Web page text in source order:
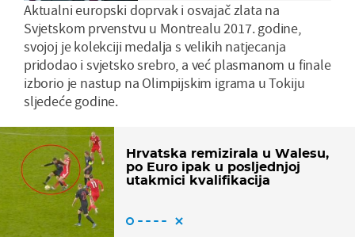
Aktualni europski doprvak i osvajač zlata na
Svjetskom prvenstvu u Montrealu 2017. godine,
svojoj je kolekciji medalja s velikih natjecanja
pridodao i svjetsko srebro, a već plasmanom u finale
izborio je nastup na Olimpijskim igrama u Tokiju
sljedeće godine.
Hrvatska remizirala u Walesu,
po Euro ipak u posljednjoj
utakmici kvalifikacija